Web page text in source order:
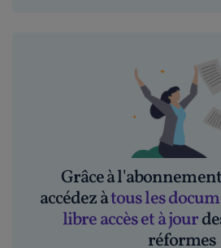
Grâce à
accédez àtous les
libre accès et à jour
réformes